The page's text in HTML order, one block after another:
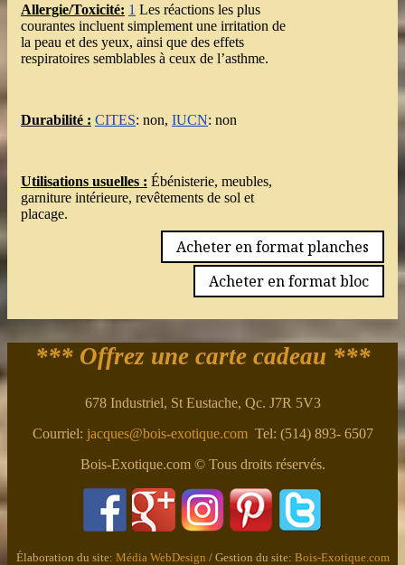
Allergie/Toxicité: 1 Les réactions les plus
courantes incluent simplement une irritation de
la peau et des yeux, ainsi que des effets
respiratoires semblables à ceux de l’asthme.
Durabilité : CITES: non, IUCN: non
Utilisations usuelles : Ébénisterie, meubles,
garniture intérieure, revêtements de sol et
placage.
Acheter en format planches
Acheter en format bloc
*** Offrez une carte cadeau ***
678 Industriel, St Eustache, Qc. J7R 5V3
Courriel: jacques@bois-exotique.comTel: (514) 893- 6507
Bois-Exotique.com © Tous droits réservés.
Élaboration du site: Média WebDesign / Gestion du site: Bois-Exotique.com